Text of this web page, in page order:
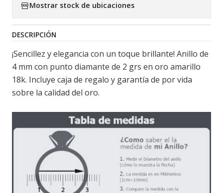
Mostrar stock de ubicaciones
DESCRIPCIÓN
¡Sencillez y elegancia con un toque brillante! Anillo de
4 mm con punto diamante de 2 grs en oro amarillo
18k. Incluye caja de regalo y garantía de por vida
sobre la calidad del oro.